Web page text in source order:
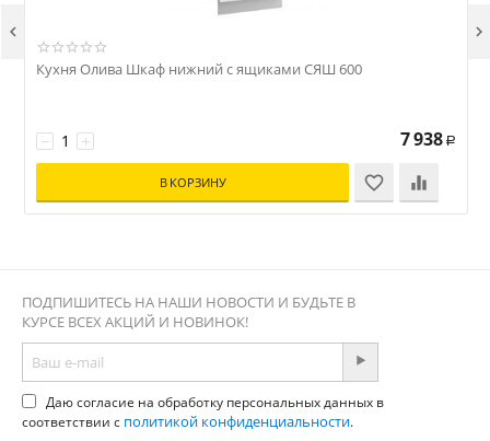
Кухня Олива Шкаф нижний с ящиками СЯШ 600
+
− 7 938 Р
В КОРЗИНУ
 
ПОДПИШИТЕСЬ НА НАШИ НОВОСТИ И БУДЬТЕ В
КУРСЕ ВСЕХ АКЦИЙ И НОВИНОК!
Даю согласие на обработку персональных данных в
соответствии с политикой конфиденциальности.